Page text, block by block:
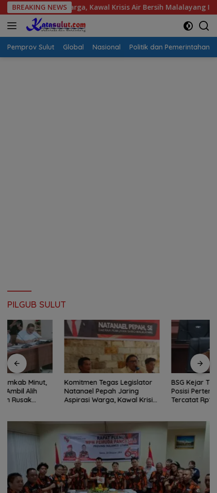
Langsung
ke
konten
BREAKING NEWS
Warga, Kawal Krisis Air Bersih Malalayang II Hingga
Pemprov Sulut Global Nasional Politik dan Pemerintahan
PILGUB SULUT
Komitmen Tegas Legislator
Natanael Pepah Jaring
Aspirasi Warga, Kawal Krisis
BSG Kejar Target Modal Inti,
Posisi Pertengahan 2026
Tercatat Rp1,6 Triliun